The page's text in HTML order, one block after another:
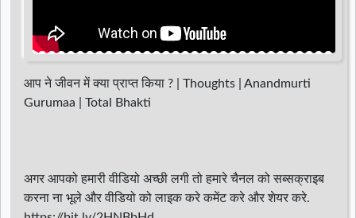
आप ने जीवन में क्या प्राप्त किया ? | Thoughts | Anandmurti
Gurumaa | Total Bhakti
अगर आपको हमारी वीडियो अच्छी लगी तो हमारे चैनल को सब्सक्राइब
करना ना भूले और वीडियो को लाइक करे कमेंट करे और शेयर करे.